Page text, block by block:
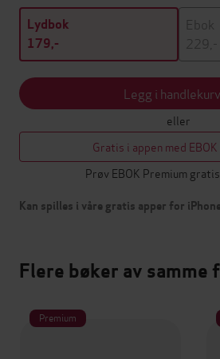
Lydbok
179,-
Ebok
229,-
Legg i
eller
Gratis i appen med
Prøv EBOK Premium
Kan spilles i våre gratis apper for
Flere bøker av
Premium